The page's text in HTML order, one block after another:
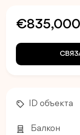
€835,000
ID объекта
Балкон